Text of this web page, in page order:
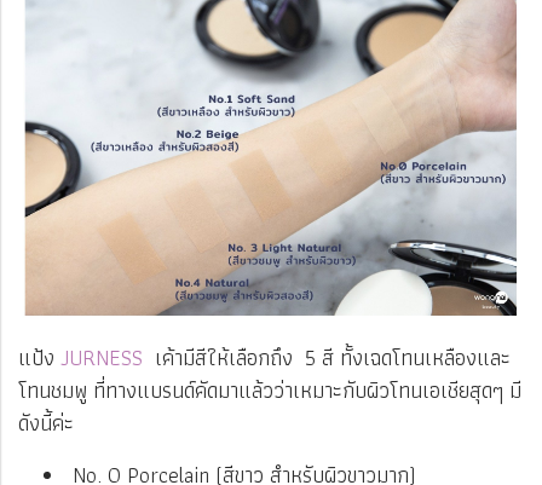
แป้ง JURNESS เค้ามีสีให้เลือกถึง 5 สี ทั้งเฉดโทนเหลืองและ
โทนชมพู ที่ทางแบรนด์คัดมาแล้วว่าเหมาะกับผิวโทนเอเชียสุดๆ มี
ดังนี้ค่ะ
No. 0 Porcelain (สีขาว สำหรับผิวขาวมาก)